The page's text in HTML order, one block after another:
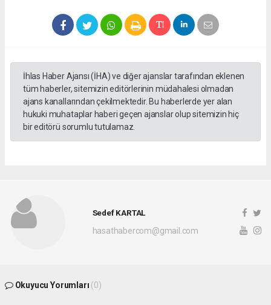
İhlas Haber Ajansı (İHA) ve diğer ajanslar tarafından eklenen
tüm haberler, sitemizin editörlerinin müdahalesi olmadan
ajans kanallarından çekilmektedir. Bu haberlerde yer alan
hukuki muhataplar haberi geçen ajanslar olup sitemizin hiç
bir editörü sorumlu tutulamaz.
Sedef KARTAL
hasathabercom@gmail.com
Okuyucu Yorumları (0)